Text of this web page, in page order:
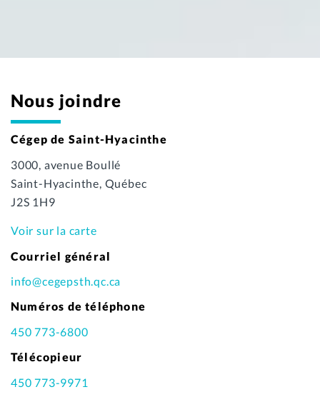
Nous joindre
Cégep de Saint-Hyacinthe
3000, avenue Boullé
Saint-Hyacinthe, Québec
J2S 1H9
Voir sur la carte
Courriel général
info@cegepsth.qc.ca
Numéros de téléphone
450 773-6800
Télécopieur
450 773-9971